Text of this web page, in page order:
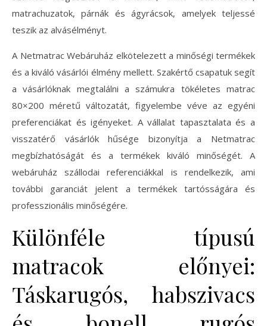
matrachuzatok, párnák és ágyrácsok, amelyek teljessé
teszik az alvásélményt.
A Netmatrac Webáruház elkötelezett a minőségi termékek
és a kiváló vásárlói élmény mellett. Szakértő csapatuk segít
a vásárlóknak megtalálni a számukra tökéletes matrac
80×200 méretű változatát, figyelembe véve az egyéni
preferenciákat és igényeket. A vállalat tapasztalata és a
visszatérő vásárlók hűsége bizonyítja a Netmatrac
megbízhatóságát és a termékek kiváló minőségét. A
webáruház szállodai referenciákkal is rendelkezik, ami
további garanciát jelent a termékek tartósságára és
professzionális minőségére.
Különféle típusú
matracok előnyei:
Táskarugós, habszivacs